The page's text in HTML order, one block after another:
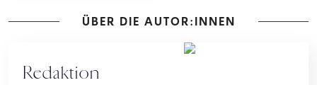
ÜBER DIE AUTOR:INNEN
Redaktion